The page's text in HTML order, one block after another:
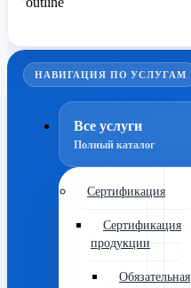
НАВИГАЦИЯ ПО УСЛУГАМ
Все услуги
Полный каталог
Сертификация
Сертификация
продукции
Обязательная